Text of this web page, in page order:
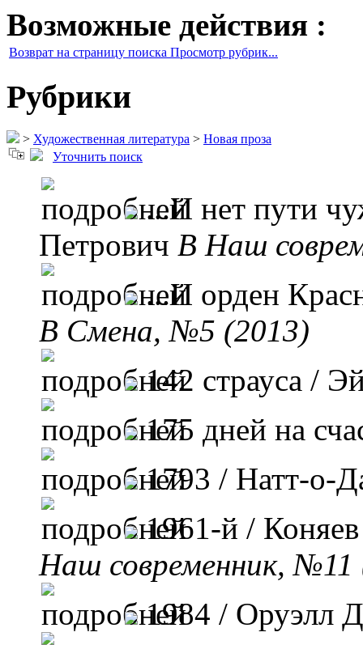
Возможные действия :
Возврат на страницу поиска Просмотр рубрик...
Рубрики
> Художественная литература > Новая проза
Уточнить поиск
...И нет пути
Петрович B Наш
...И орден
B Смена, №5 (2013)
142 страуса /
175 дней на
1793 / Натт-о-
1961-й /
Наш современник, №11
1984 / Оруэлл